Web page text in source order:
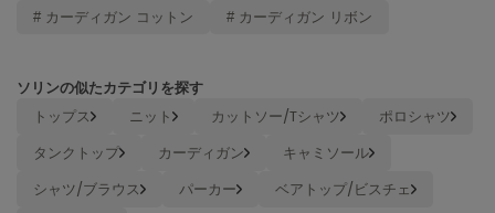
null.
ヌル
オン
オニツカ タイガー
# カーディガン コットン # カーディガン リボン
ソリンの似たカテゴリを探す
トップス ニット カットソー/Tシャツ
ポロシャツ
タンクトップ
カーディガン
キャミソール
シャツ/ブラウス
パーカー
ベアトップ/ビスチェ